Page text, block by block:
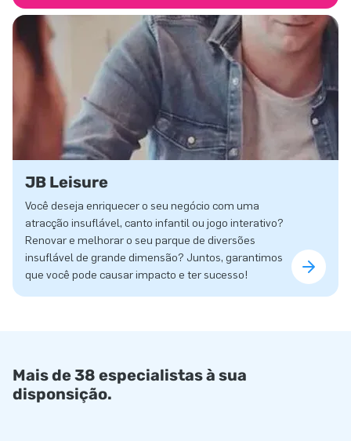
JB Leisure
Você deseja enriquecer o seu negócio com uma
atracção insuflável, canto infantil ou jogo interativo?
Renovar e melhorar o seu parque de diversões
insuflável de grande dimensão? Juntos, garantimos
que você pode causar impacto e ter sucesso!
Mais de 38 especialistas à sua
disponsição.